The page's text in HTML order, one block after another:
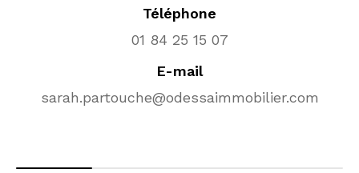
Téléphone
01 84 25 15 07
E-mail
sarah.partouche@odessaimmobilier.com